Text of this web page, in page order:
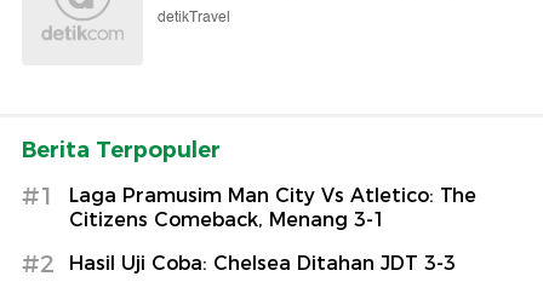
detikTravel
Berita Terpopuler
#1
Laga Pramusim Man City Vs Atletico: The
Citizens Comeback, Menang 3-1
#2 Hasil Uji Coba: Chelsea Ditahan JDT 3-3